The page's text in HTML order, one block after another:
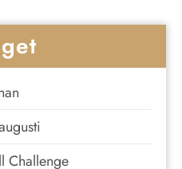
Challenge